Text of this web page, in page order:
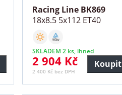
Racing Line BK869
18x8.5 5x112 ET40
SKLADEM 2 ks, ihned
2 904 Kč
2 400 Kč bez DPH
Koupit